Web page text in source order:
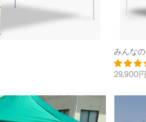
みんなの
29,900円